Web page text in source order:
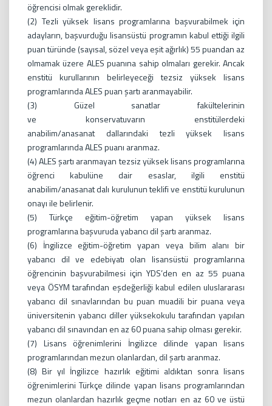
öğrencisi olmak gereklidir.
(2) Tezli yüksek lisans programlarına başvurabilmek için
adayların, başvurduğu lisansüstü programın kabul ettiği ilgili
puan türünde (sayısal, sözel veya eşit ağırlık) 55 puandan az
olmamak üzere ALES puanına sahip olmaları gerekir. Ancak
enstitü kurullarının belirleyeceği tezsiz yüksek lisans
programlarında ALES puan şartı aranmayabilir.
(3) Güzel sanatlar fakültelerinin
ve konservatuvarın enstitülerdeki
anabilim/anasanat dallarındaki tezli yüksek lisans
programlarında ALES puanı aranmaz.
(4) ALES şartı aranmayan tezsiz yüksek lisans programlarına
öğrenci kabulüne dair esaslar, ilgili enstitü
anabilim/anasanat dalı kurulunun teklifi ve enstitü kurulunun
onayı ile belirlenir.
(5) Türkçe eğitim-öğretim yapan yüksek lisans
programlarına başvuruda yabancı dil şartı aranmaz.
(6) İngilizce eğitim-öğretim yapan veya bilim alanı bir
yabancı dil ve edebiyatı olan lisansüstü programlarına
öğrencinin başvurabilmesi için YDS’den en az 55 puana
veya ÖSYM tarafından eşdeğerliği kabul edilen uluslararası
yabancı dil sınavlarından bu puan muadili bir puana veya
üniversitenin yabancı diller yüksekokulu tarafından yapılan
yabancı dil sınavından en az 60 puana sahip olması gerekir.
(7) Lisans öğrenimlerini İngilizce dilinde yapan lisans
programlarından mezun olanlardan, dil şartı aranmaz.
(8) Bir yıl İngilizce hazırlık eğitimi aldıktan sonra lisans
öğrenimlerini Türkçe dilinde yapan lisans programlarından
mezun olanlardan hazırlık geçme notları en az 60 ve üstü